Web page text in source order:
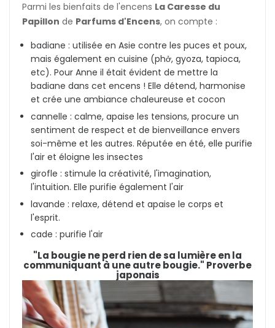
Parmi les bienfaits de l'encens La Caresse du
Papillon de Parfums d'Encens, on compte :
badiane : utilisée en Asie contre les puces et poux,
mais également en cuisine (phở, gyoza, tapioca,
etc). Pour Anne il était évident de mettre la
badiane dans cet encens ! Elle détend, harmonise
et crée une ambiance chaleureuse et cocon
cannelle : calme, apaise les tensions, procure un
sentiment de respect et de bienveillance envers
soi-même et les autres. Réputée en été, elle purifie
l'air et éloigne les insectes
girofle : stimule la créativité, l'imagination,
l'intuition. Elle purifie également l'air
lavande : relaxe, détend et apaise le corps et
l'esprit.
cade : purifie l'air
"La bougie ne perd rien de sa lumière en la
communiquant à une autre bougie." Proverbe
japonais